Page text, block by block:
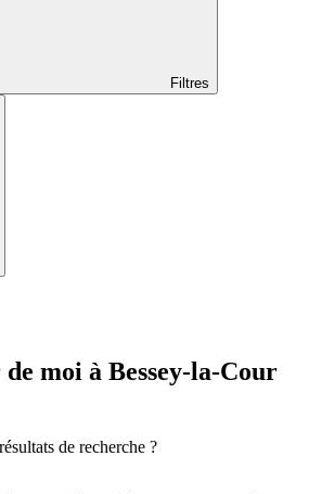
Filtres
moi à Bessey-la-Cour
de recherche ?